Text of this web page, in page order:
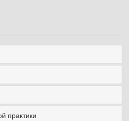
практики